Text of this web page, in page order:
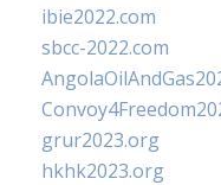
ibie2022.com
sbcc-2022.com
grur2023.org
hkhk2023.org